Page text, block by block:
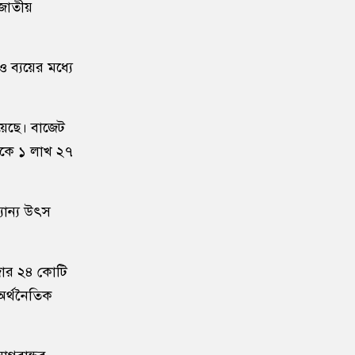
ব্যয়ের মধ্যে
বাজেট
১ লাখ ২৭
উৎস
২৪ কোটি